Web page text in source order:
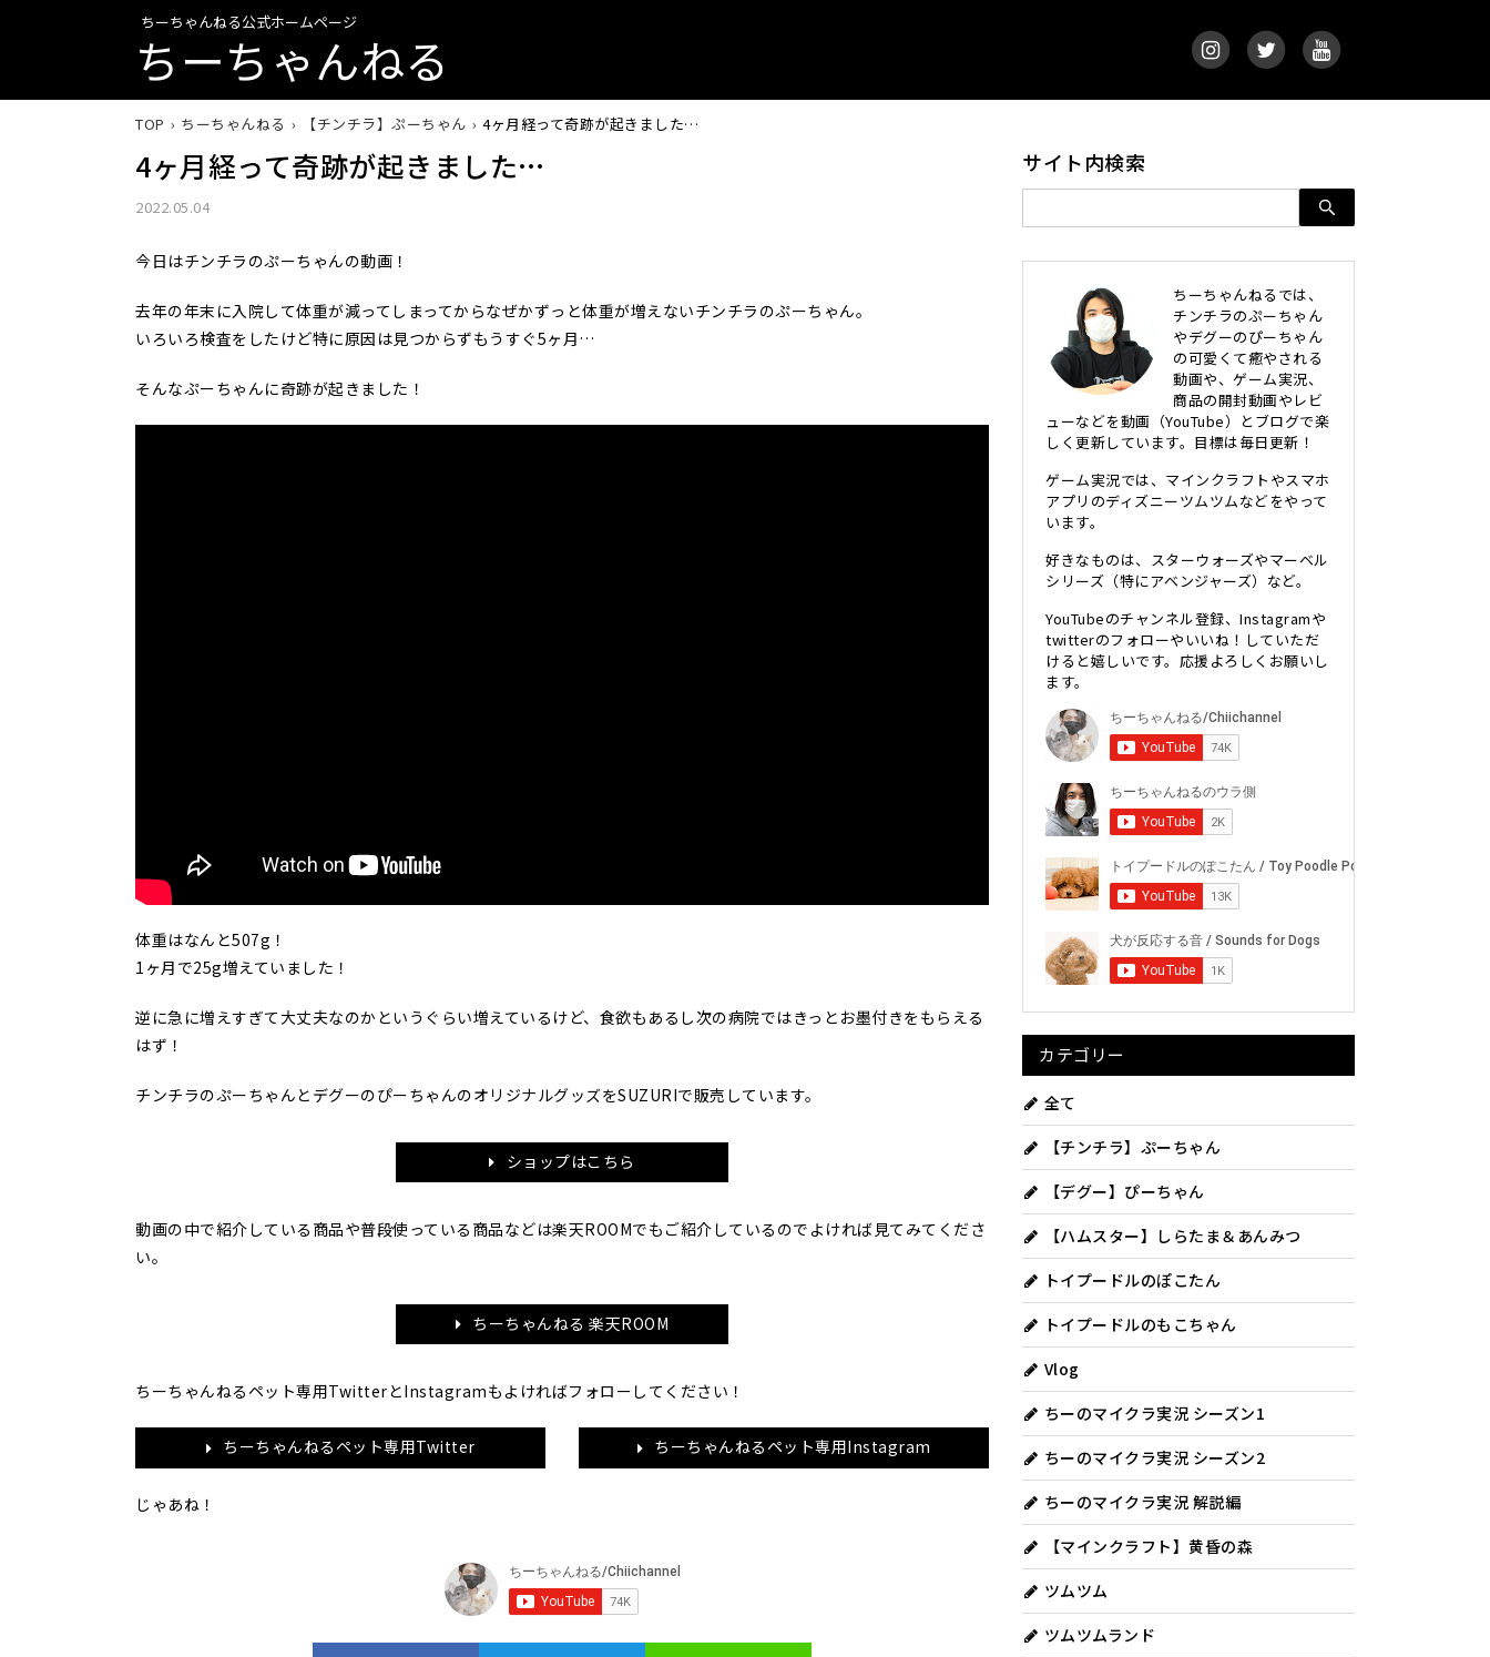
ちーちゃんねる公式ホームページ
ちーちゃんねる
TOP ちーちゃんねる 【チンチラ】ぷーちゃん 4ヶ月経って奇跡が起きました…
4ヶ月経って奇跡が起きました…
2022.05.04
今日はチンチラのぷーちゃんの動画！
去年の年末に入院して体重が減ってしまってからなぜかずっと体重が増えないチンチラのぷーちゃん。
いろいろ検査をしたけど特に原因は見つからずもうすぐ5ヶ月…
そんなぷーちゃんに奇跡が起きました！
体重はなんと507g！
1ヶ月で25g増えていました！
逆に急に増えすぎて大丈夫なのかというぐらい増えているけど、食欲もあるし次の病院ではきっとお墨付きをもらえる
はず！
チンチラのぷーちゃんとデグーのぴーちゃんのオリジナルグッズをSUZURIで販売しています。
ショップはこちら
動画の中で紹介している商品や普段使っている商品などは楽天ROOMでもご紹介しているのでよければ見てみてくださ
い。
ちーちゃんねる 楽天ROOM
ちーちゃんねるペット専用TwitterとInstagramもよければフォローしてください！
ちーちゃんねるペット専用Twitter ちーちゃんねるペット専用Instagram
じゃあね！
サイト内検索
ちーちゃんねるでは、
チンチラのぷーちゃん
やデグーのぴーちゃん
の可愛くて癒やされる
動画や、ゲーム実況、
商品の開封動画やレビ
ューなどを動画（YouTube）とブログで楽
しく更新しています。目標は毎日更新！
ゲーム実況では、マインクラフトやスマホ
アプリのディズニーツムツムなどをやって
います。
好きなものは、スターウォーズやマーベル
シリーズ（特にアベンジャーズ）など。
YouTubeのチャンネル登録、Instagramや
twitterのフォローやいいね！していただ
けると嬉しいです。応援よろしくお願いし
ます。
カテゴリー
全て
【チンチラ】ぷーちゃん
【デグー】ぴーちゃん
【ハムスター】しらたま＆あんみつ
トイプードルのぽこたん
トイプードルのもこちゃん
Vlog
ちーのマイクラ実況 シーズン1
ちーのマイクラ実況 シーズン2
ちーのマイクラ実況 解説編
【マインクラフト】黄昏の森
ツムツム
ツムツムランド